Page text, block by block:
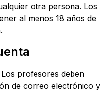
otra persona. Los
al menos 18 años de
Los profesores deben
de correo electrónico y